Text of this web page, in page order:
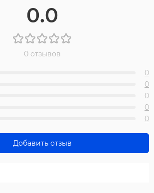
0.0
0 отзывов
0
0
0
0
0
Добавить отзыв